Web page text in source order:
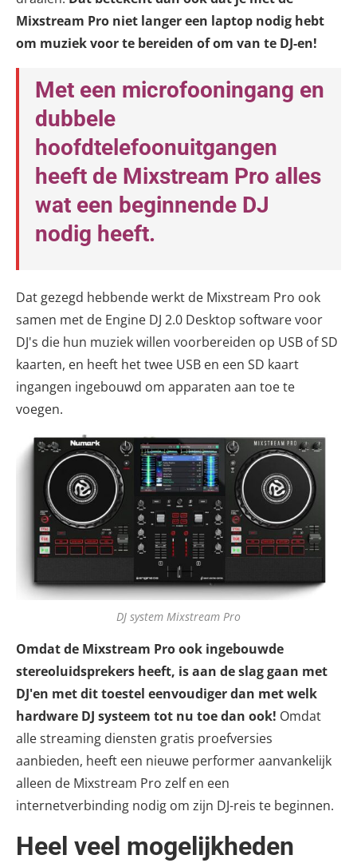
Mixstream Pro niet langer een laptop nodig hebt
om muziek voor te bereiden of om van te DJ-en!
Met een microfooningang en
dubbele
hoofdtelefoonuitgangen
heeft de Mixstream Pro alles
wat een beginnende DJ
nodig heeft.
Dat gezegd hebbende werkt de Mixstream Pro ook
samen met de Engine DJ 2.0 Desktop software voor
DJ's die hun muziek willen voorbereiden op USB of SD
kaarten, en heeft het twee USB en een SD kaart
ingangen ingebouwd om apparaten aan toe te
voegen.
DJ system Mixstream Pro
Omdat de Mixstream Pro ook ingebouwde
stereoluidsprekers heeft, is aan de slag gaan met
DJ'en met dit toestel eenvoudiger dan met welk
hardware DJ systeem tot nu toe dan ook! Omdat
alle streaming diensten gratis proefversies
aanbieden, heeft een nieuwe performer aanvankelijk
alleen de Mixstream Pro zelf en een
internetverbinding nodig om zijn DJ-reis te beginnen.
Heel veel mogelijkheden